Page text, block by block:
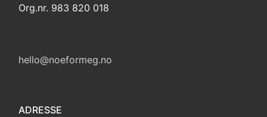
Org.nr. 983 820 018
hello@noeformeg.no
ADRESSE